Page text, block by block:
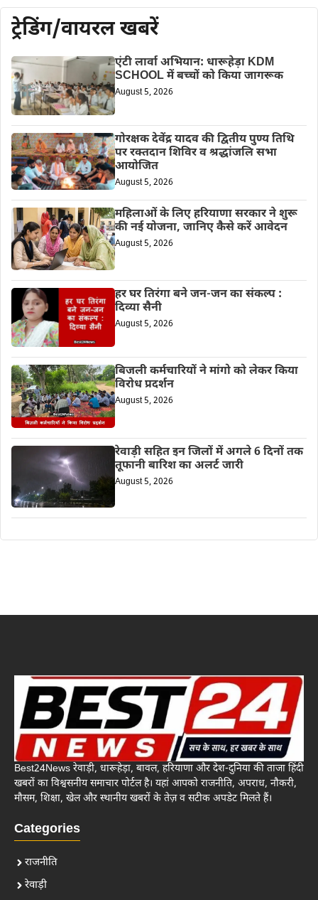
ट्रेडिंग/वायरल खबरें
एंटी लार्वा अभियान: धारूहेड़ा KDM
SCHOOL में बच्चों को किया जागरूक
August 5, 2026
गोरक्षक देवेंद्र यादव की द्वितीय पुण्य तिथि
पर रक्तदान शिविर व श्रद्धांजलि सभा
आयोजित
August 5, 2026
महिलाओं के लिए हरियाणा सरकार ने शुरू
की नई योजना, जानिए कैसे करें आवेदन
August 5, 2026
हर घर तिरंगा बने जन-जन का संकल्प :
दिव्या सैनी
August 5, 2026
बिजली कर्मचारियों ने मांगो को लेकर किया
विरोध प्रदर्शन
August 5, 2026
रेवाड़ी सहित इन जिलों में अगले 6 दिनों तक
तूफानी बारिश का अलर्ट जारी
August 5, 2026
Best24News रेवाड़ी, धारूहेड़ा, बावल, हरियाणा और देश-दुनिया की ताजा हिंदी
खबरों का विश्वसनीय समाचार पोर्टल है। यहां आपको राजनीति, अपराध, नौकरी,
मौसम, शिक्षा, खेल और स्थानीय खबरों के तेज़ व सटीक अपडेट मिलते हैं।
Categories
राजनीति
रेवाड़ी